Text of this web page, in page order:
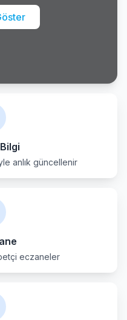
anlık güncellenir
eczaneler